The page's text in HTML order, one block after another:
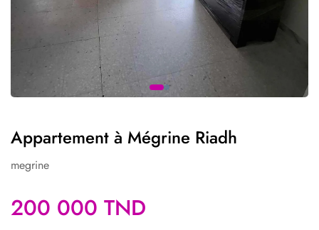
Appartement à Mégrine Riadh
megrine
200 000 TND